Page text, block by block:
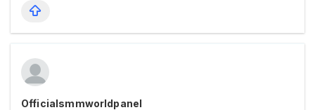
Officialsmmworldpanel